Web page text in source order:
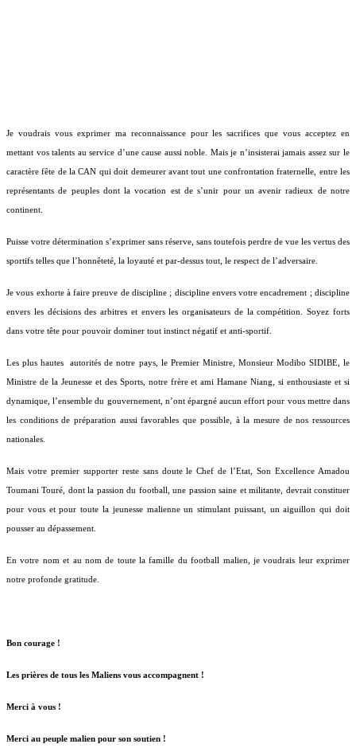
Je voudrais vous exprimer ma reconnaissance pour les sacrifices que vous acceptez en
mettant vos talents au service d’une cause aussi noble. Mais je n’insisterai jamais assez sur le
caractère fête de la CAN qui doit demeurer avant tout une confrontation fraternelle, entre les
représentants de peuples dont la vocation est de s’unir pour un avenir radieux de notre
continent.
Puisse votre détermination s’exprimer sans réserve, sans toutefois perdre de vue les vertus des
sportifs telles que l’honnêteté, la loyauté et par-dessus tout, le respect de l’adversaire.
Je vous exhorte à faire preuve de discipline ; discipline envers votre encadrement ; discipline
envers les décisions des arbitres et envers les organisateurs de la compétition. Soyez forts
dans votre tête pour pouvoir dominer tout instinct négatif et anti-sportif.
Les plus hautes
autorités de notre pays, le Premier Ministre, Monsieur Modibo SIDIBE, le
Ministre de la Jeunesse et des Sports, notre frère et ami Hamane Niang, si enthousiaste et si
dynamique, l’ensemble du gouvernement, n’ont épargné aucun effort pour vous mettre dans
les conditions de préparation aussi favorables que possible, à la mesure de nos ressources
nationales.
Mais votre premier supporter reste sans doute le Chef de l’Etat, Son Excellence Amadou
Toumani Touré, dont la passion du football, une passion saine et militante, devrait constituer
pour vous et pour toute la jeunesse malienne un stimulant puissant, un aiguillon qui doit
pousser au dépassement.
En votre nom et au nom de toute la famille du football malien, je voudrais leur exprimer
notre profonde gratitude.
Bon courage !
Les prières de tous les Maliens vous accompagnent !
Merci à vous !
Merci au peuple malien pour son soutien !